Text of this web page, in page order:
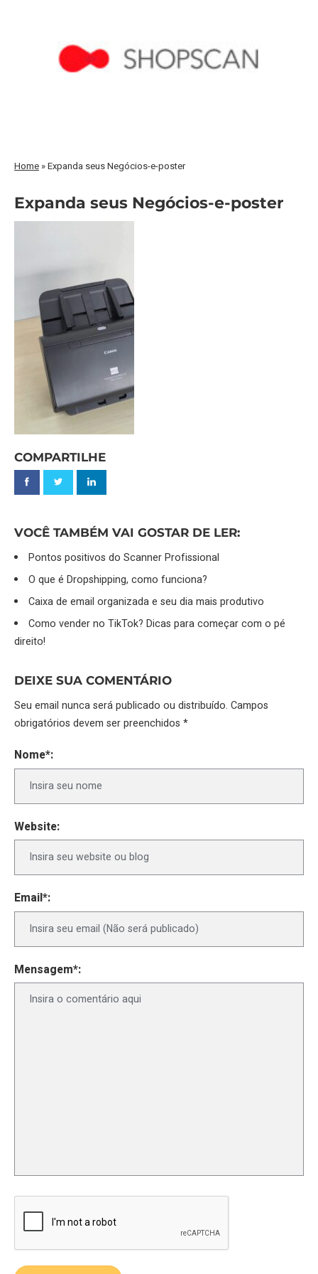
Home »Expanda seus Negócios-e-poster
Expanda seus Negócios-e-poster
COMPARTILHE
VOCÊ TAMBÉM VAI GOSTAR DE LER:
Pontos positivos do Scanner Profissional
O que é Dropshipping, como funciona?
Caixa de email organizada e seu dia mais produtivo
Como vender no TikTok? Dicas para começar com o pé
direito!
DEIXE SUA COMENTÁRIO
Seu email nunca será publicado ou distribuído. Campos
obrigatórios devem ser preenchidos *
Nome*:
Website:
Email*:
Mensagem*: